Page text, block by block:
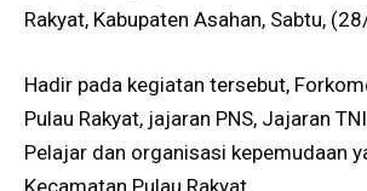
Rakyat, Kabupaten Asahan, Sabtu,
Hadir pada kegiatan tersebut,
Pulau Rakyat, jajaran PNS, Jajaran
Pelajar dan organisasi kepemudaan
Kecamatan Pulau Rakyat.